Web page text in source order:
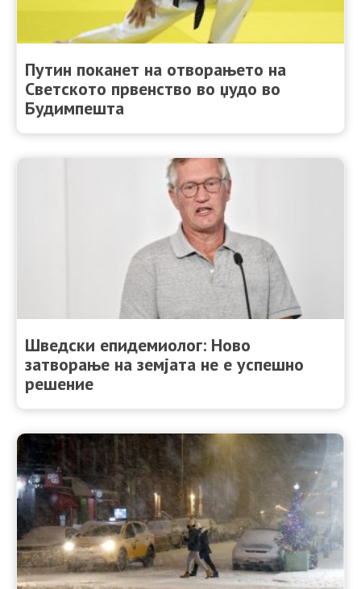
Путин поканет на отворањето на
Светското првенство во џудо во
Будимпешта
Шведски епидемиолог: Ново
затворање на земјата не e успешно
решение